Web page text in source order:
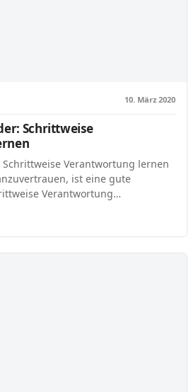
10. März 2020
Schrittweise
Verantwortung lernen
ist eine gute
Verantwortung…